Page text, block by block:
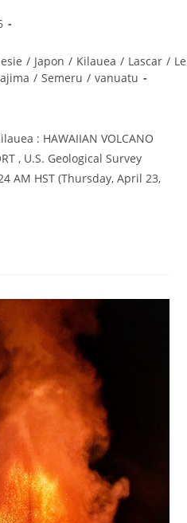
/ Japon / Kilauea / Lascar / Le
/ Semeru / vanuatu
: HAWAIIAN VOLCANO
, U.S. Geological Survey
AM HST (Thursday, April 23,